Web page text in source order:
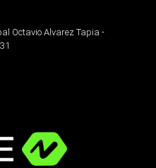
Octavio Alvarez Tapia -